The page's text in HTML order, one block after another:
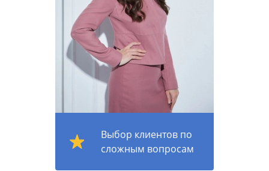
Выбор клиентов по
сложным вопросам